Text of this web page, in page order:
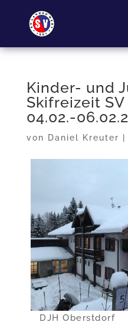
Kinder- und
Skifreizeit
04.02.-
von Daniel Kreuter
DJH Oberstdorf